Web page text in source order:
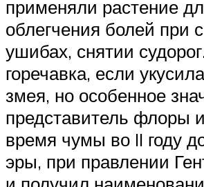
применяли растение
облегчения болей при
ушибах, снятии
горечавка, если
змея, но особенное
представитель флоры
время чумы во II году
эры, при правлении